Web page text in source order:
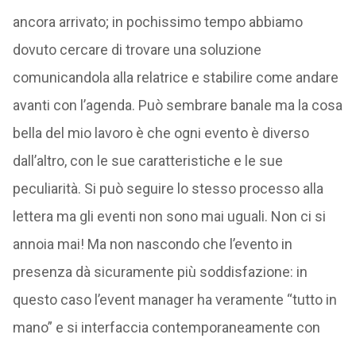
ancora arrivato; in pochissimo tempo abbiamo
dovuto cercare di trovare una soluzione
comunicandola alla relatrice e stabilire come andare
avanti con l’agenda. Può sembrare banale ma la cosa
bella del mio lavoro è che ogni evento è diverso
dall’altro, con le sue caratteristiche e le sue
peculiarità. Si può seguire lo stesso processo alla
lettera ma gli eventi non sono mai uguali. Non ci si
annoia mai! Ma non nascondo che l’evento in
presenza dà sicuramente più soddisfazione: in
questo caso l’event manager ha veramente “tutto in
mano” e si interfaccia contemporaneamente con